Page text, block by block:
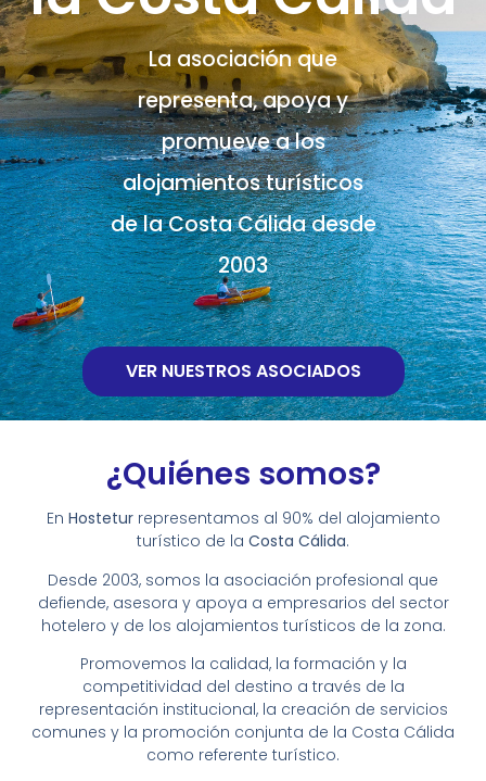
La asociación que
representa, apoya y
promueve a los
alojamientos turísticos
de la Costa Cálida desde
2003
VER NUESTROS ASOCIADOS
¿Quiénes somos?
En Hosteturrepresentamos al 90% del alojamiento
turístico de la Costa Cálida.
Desde 2003, somos la asociación profesional que
defiende, asesora y apoya a empresarios del sector
hotelero y de los alojamientos turísticos de la zona.
Promovemos la calidad, la formación y la
competitividad del destino a través de la
representación institucional, la creación de servicios
comunes y la promoción conjunta de la Costa Cálida
como referente turístico.